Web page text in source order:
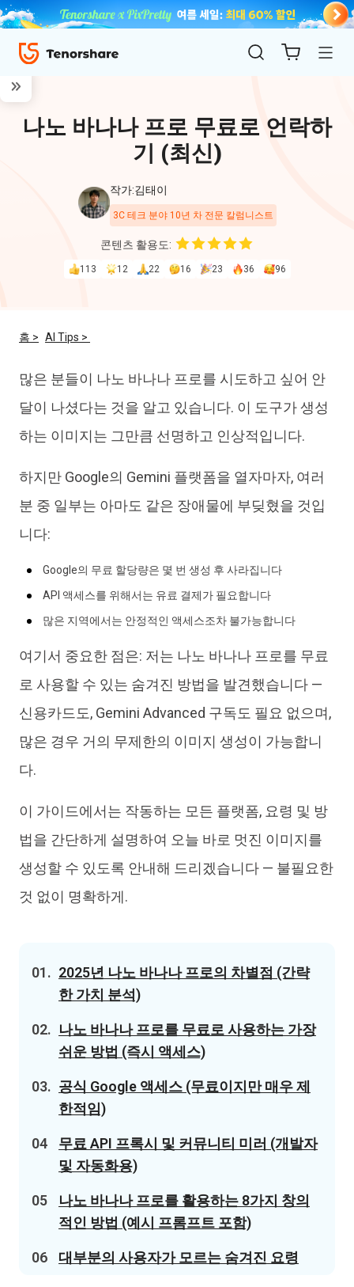
for iOS
iOS
iAnyGo
나노 바나나 프로 무료로 언락하
기 (최신)
작가:김태이
3C 테크 분야 10년 차 전문 칼럼니스트
콘텐츠 활용도:
113 12 22 16 23 36 96
홈 > AI Tips >
많은 분들이 나노 바나나 프로를 시도하고 싶어 안
달이 나셨다는 것을 알고 있습니다. 이 도구가 생성
하는 이미지는 그만큼 선명하고 인상적입니다.
하지만 Google의 Gemini 플랫폼을 열자마자, 여러
분 중 일부는 아마도 같은 장애물에 부딪혔을 것입
니다:
Google의 무료 할당량은 몇 번 생성 후 사라집니다
API 액세스를 위해서는 유료 결제가 필요합니다
많은 지역에서는 안정적인 액세스조차 불가능합니다
여기서 중요한 점은: 저는 나노 바나나 프로를 무료
로 사용할 수 있는 숨겨진 방법을 발견했습니다 —
신용카드도, Gemini Advanced 구독도 필요 없으며,
많은 경우 거의 무제한의 이미지 생성이 가능합니
다.
이 가이드에서는 작동하는 모든 플랫폼, 요령 및 방
법을 간단하게 설명하여 오늘 바로 멋진 이미지를
생성할 수 있도록 안내해 드리겠습니다 — 불필요한
것 없이 명확하게.
01. 2025년 나노 바나나 프로의 차별점 (간략
한 가치 분석)
02. 나노 바나나 프로를 무료로 사용하는 가장
쉬운 방법 (즉시 액세스)
03. 공식 Google 액세스 (무료이지만 매우 제
한적임)
04
무료 API 프록시 및 커뮤니티 미러 (개발자
및 자동화용)
05
나노 바나나 프로를 활용하는 8가지 창의
적인 방법 (예시 프롬프트 포함)
06 대부분의 사용자가 모르는 숨겨진 요령